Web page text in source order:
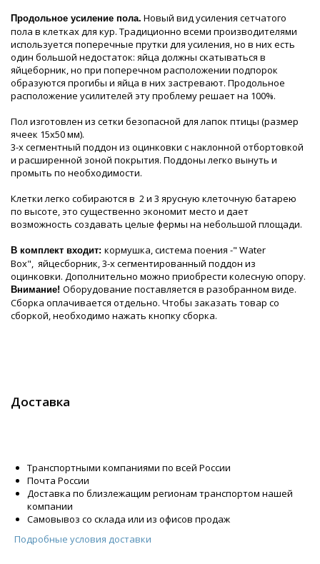
Продольное усиление пола. Новый вид усиления сетчатого
пола в клетках для кур. Традиционно всеми производителями
используется поперечные прутки для усиления, но в них есть
один большой недостаток: яйца должны скатываться в
яйцеборник, но при поперечном расположении подпорок
образуются прогибы и яйца в них застревают. Продольное
расположение усилителей эту проблему решает на 100%.
Пол изготовлен из сетки безопасной для лапок птицы (размер
ячеек 15х50 мм).
3-х сегментный поддон из оцинковки с наклонной отбортовкой
и расширенной зоной покрытия. Поддоны легко вынуть и
промыть по необходимости.
Клетки легко собираются в 2 и 3 ярусную клеточную батарею
по высоте, это существенно экономит место и дает
возможность создавать целые фермы на небольшой площади.
В комплект входит: кормушка, система поения -" Water
Box", яйцесборник, 3-х сегментированный поддон из
оцинковки. Дополнительно можно приобрести колесную опору.
Внимание! Оборудование поставляется в разобранном виде.
Сборка оплачивается отдельно. Чтобы заказать товар со
сборкой, необходимо нажать кнопку сборка.
Доставка
Транспортными компаниями по всей России
Почта России
Доставка по близлежащим регионам транспортом нашей
компании
Самовывоз со склада или из офисов продаж
Подробные условия доставки